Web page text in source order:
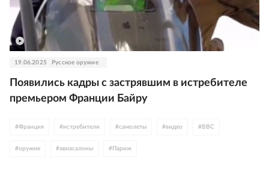
19.06.2025 Русское оружие
Появились кадры с застрявшим в истребителе
премьером Франции Байру
#Франция #истребители #самолеты #видео # ВВС
#оружие #авиасалоны # Париж